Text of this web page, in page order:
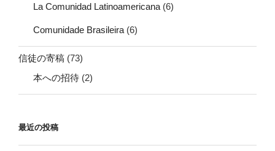
La Comunidad Latinoamericana (6)
Comunidade Brasileira (6)
信徒の寄稿 (73)
本への招待 (2)
最近の投稿